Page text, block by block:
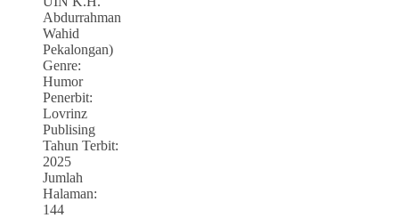
Abdurrahman
Wahid
Pekalongan)
Genre:
Humor
Penerbit:
Lovrinz
Publising
Tahun Terbit:
2025
Jumlah
Halaman:
144